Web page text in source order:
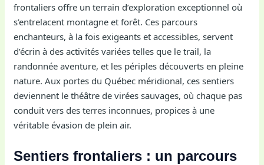
frontaliers offre un terrain d’exploration exceptionnel où
s’entrelacent montagne et forêt. Ces parcours
enchanteurs, à la fois exigeants et accessibles, servent
d’écrin à des activités variées telles que le trail, la
randonnée aventure, et les périples découverts en pleine
nature. Aux portes du Québec méridional, ces sentiers
deviennent le théâtre de virées sauvages, où chaque pas
conduit vers des terres inconnues, propices à une
véritable évasion de plein air.
Sentiers frontaliers : un parcours